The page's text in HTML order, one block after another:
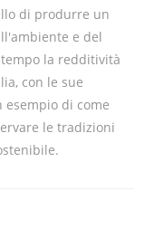
di produrre un
e del
la redditività
con le sue
di come
le tradizioni